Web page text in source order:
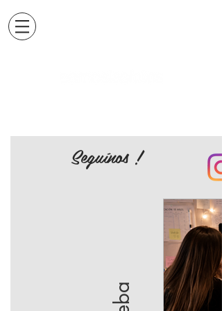
Seguínos !